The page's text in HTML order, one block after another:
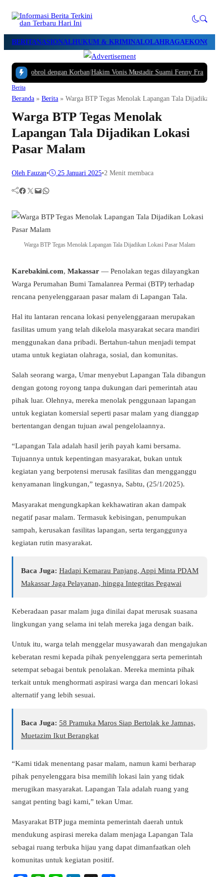
BERITANASIONALHUKUM & KRIMINALOLAHRAGA
Ngobrol dengan Korban|Hakim Vonis Mustadir Suami Fenny Frans 1,5
Berita
Beranda » Berita » Warga BTP Tegas Menolak Lapangan Tala Dijadikan
Warga BTP Tegas Menolak
Lapangan Tala Dijadikan Lokasi
Pasar Malam
Oleh Fauzan• 25 Januari 2025•2 Menit membaca
Facebook Twitter Mail WhatsApp
Warga BTP Tegas Menolak Lapangan Tala Dijadikan Lokasi Pasar Malam
Karebakini.com, Makassar — Penolakan tegas dilayangkan
Warga Perumahan Bumi Tamalanrea Permai (BTP) terhadap
rencana penyelenggaraan pasar malam di Lapangan Tala.
Hal itu lantaran rencana lokasi penyelenggaraan merupakan
fasilitas umum yang telah dikelola masyarakat secara mandiri
menggunakan dana pribadi. Bertahun-tahun menjadi tempat
utama untuk kegiatan olahraga, sosial, dan komunitas.
Salah seorang warga, Umar menyebut Lapangan Tala dibangun
dengan gotong royong tanpa dukungan dari pemerintah atau
pihak luar. Olehnya, mereka menolak penggunaan lapangan
untuk kegiatan komersial seperti pasar malam yang dianggap
bertentangan dengan tujuan awal pengelolaannya.
“Lapangan Tala adalah hasil jerih payah kami bersama.
Tujuannya untuk kepentingan masyarakat, bukan untuk
kegiatan yang berpotensi merusak fasilitas dan mengganggu
kenyamanan lingkungan,” tegasnya, Sabtu, (25/1/2025).
Masyarakat mengungkapkan kekhawatiran akan dampak
negatif pasar malam. Termasuk kebisingan, penumpukan
sampah, kerusakan fasilitas lapangan, serta terganggunya
kegiatan rutin masyarakat.
Baca Juga: Hadapi Kemarau Panjang, Appi Minta PDAM
Makassar Jaga Pelayanan, hingga Integritas Pegawai
Keberadaan pasar malam juga dinilai dapat merusak suasana
lingkungan yang selama ini telah mereka jaga dengan baik.
Untuk itu, warga telah menggelar musyawarah dan mengajukan
keberatan resmi kepada pihak penyelenggara serta pemerintah
setempat sebagai bentuk penolakan. Mereka meminta pihak
terkait untuk menghormati aspirasi warga dan mencari lokasi
alternatif yang lebih sesuai.
Baca Juga: 58 Pramuka Maros Siap Bertolak ke Jamnas,
Muetazim Ikut Berangkat
“Kami tidak menentang pasar malam, namun kami berharap
pihak penyelenggara bisa memilih lokasi lain yang tidak
merugikan masyarakat. Lapangan Tala adalah ruang yang
sangat penting bagi kami,” tekan Umar.
Masyarakat BTP juga meminta pemerintah daerah untuk
mendukung aspirasi mereka dalam menjaga Lapangan Tala
sebagai ruang terbuka hijau yang dapat dimanfaatkan oleh
komunitas untuk kegiatan positif.